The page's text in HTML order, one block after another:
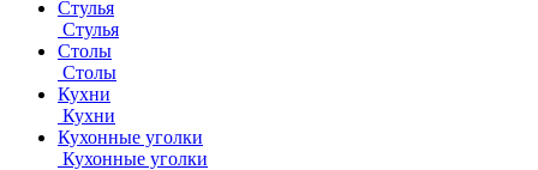
Стулья
Стулья
Столы
Столы
Кухни
Кухни
Кухонные уголки
Кухонные уголки